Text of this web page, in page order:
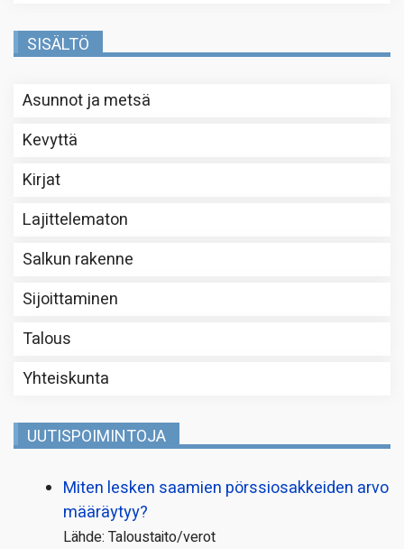
SISÄLTÖ
Asunnot ja metsä
Kevyttä
Kirjat
Lajittelematon
Salkun rakenne
Sijoittaminen
Talous
Yhteiskunta
UUTISPOIMINTOJA
Miten lesken saamien pörssi­osakkeiden arvo
määräytyy?
Lähde: Taloustaito/verot